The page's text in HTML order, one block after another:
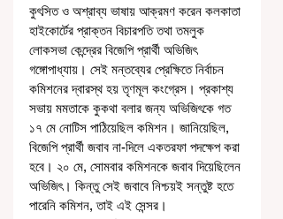
কুৎসিত ও অশ্রাব্য ভাষায় আক্রমণ করেন কলকাতা
হাইকোর্টের প্রাক্তন বিচারপতি তথা তমলুক
লোকসভা কেন্দ্রের বিজেপি প্রার্থী অভিজিৎ
গঙ্গোপাধ্যায়। সেই মন্তব্যের প্রেক্ষিতে নির্বাচন
কমিশনের দ্বারস্থ হয় তৃণমূল কংগ্রেস। প্রকাশ্য
সভায় মমতাকে কুকথা বলার জন্য অভিজিৎকে গত
১৭ মে নোটিস পাঠিয়েছিল কমিশন। জানিয়েছিল,
বিজেপি প্রার্থী জবাব না-দিলে একতরফা পদক্ষেপ করা
হবে। ২০ মে, সোমবার কমিশনকে জবাব দিয়েছিলেন
অভিজিৎ। কিন্তু সেই জবাবে নিশ্চয়ই সন্তুষ্ট হতে
পারেনি কমিশন, তাই এই সেন্সর।